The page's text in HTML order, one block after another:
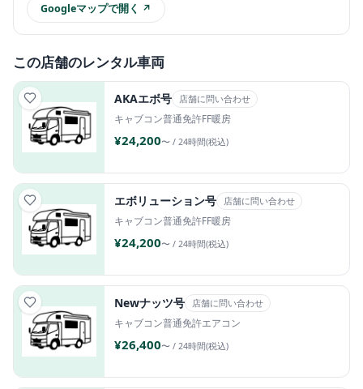
Googleマップで開く ↗
この店舗のレンタル車両
AKAエボ号 店舗に問い合わせ
キャブコン普通免許FF暖房
¥24,200〜 / 24時間(税込)
エボリューション号 店舗に問い合わせ
キャブコン普通免許FF暖房
¥24,200〜 / 24時間(税込)
Newナッツ号 店舗に問い合わせ
キャブコン普通免許エアコン
¥26,400〜 / 24時間(税込)